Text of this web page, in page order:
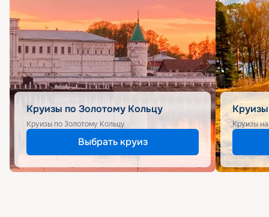
Круизы по Золотому Кольцу
Круизы по Золотому Кольцу
Выбрать круиз
Круизы